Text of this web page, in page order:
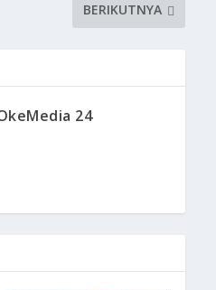
BERIKUTNYA
24